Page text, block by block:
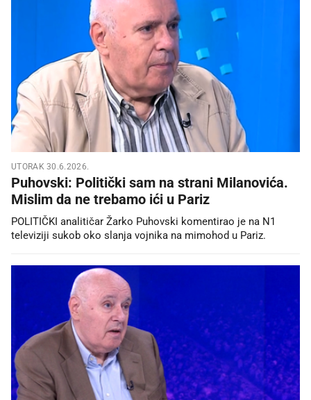
UTORAK 30.6.2026.
Puhovski: Politički sam na strani Milanovića.
Mislim da ne trebamo ići u Pariz
POLITIČKI analitičar Žarko Puhovski komentirao je na N1
televiziji sukob oko slanja vojnika na mimohod u Pariz.